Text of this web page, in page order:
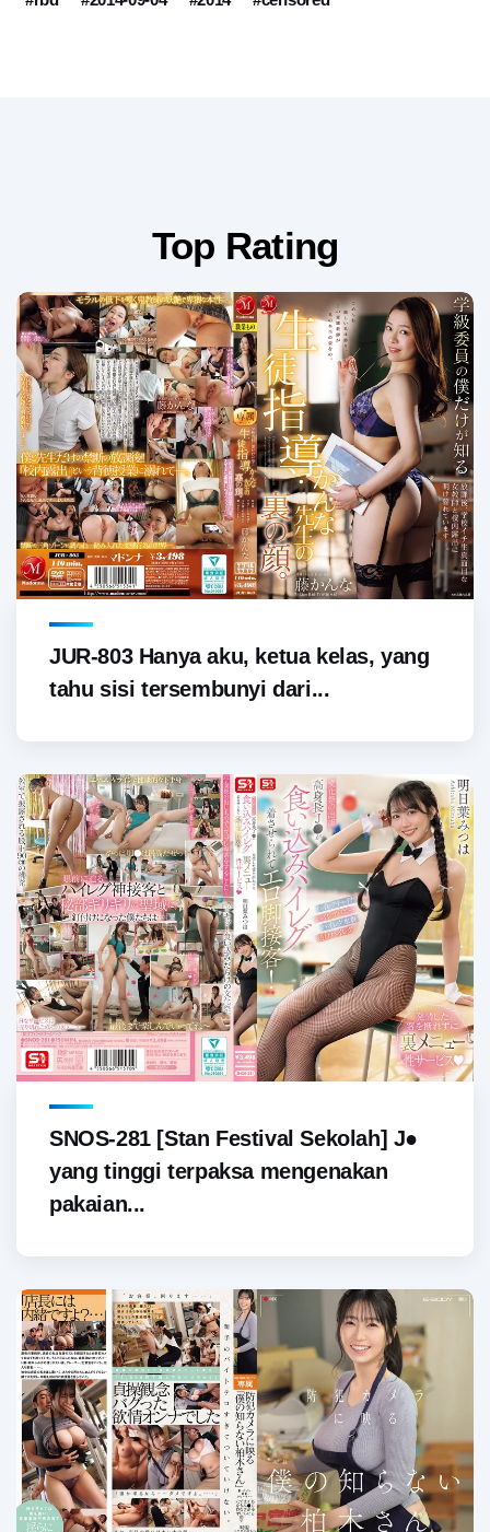
Top Rating
JUR-803 Hanya aku, ketua kelas, yang
tahu sisi tersembunyi dari...
SNOS-281 [Stan Festival Sekolah] J●
yang tinggi terpaksa mengenakan
pakaian...